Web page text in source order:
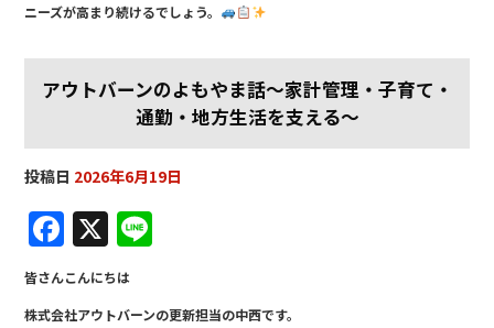
ニーズが高まり続けるでしょう。
アウトバーンのよもやま話～家計管理・子育て・
通勤・地方生活を支える～
投稿日 2026年6月19日
F
a
c
X
e
皆さんこんにちは
株式会社アウトバーンの更新担当の中西です。